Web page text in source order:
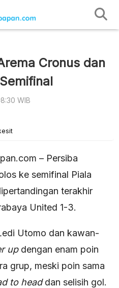
Cronus dan
WIB
– Persiba
ke semifinal Piala
terakhir
United 1-3.
Utomo dan kawan-
updengan enam poin
grup, meski poin sama
to headdan selisih gol.